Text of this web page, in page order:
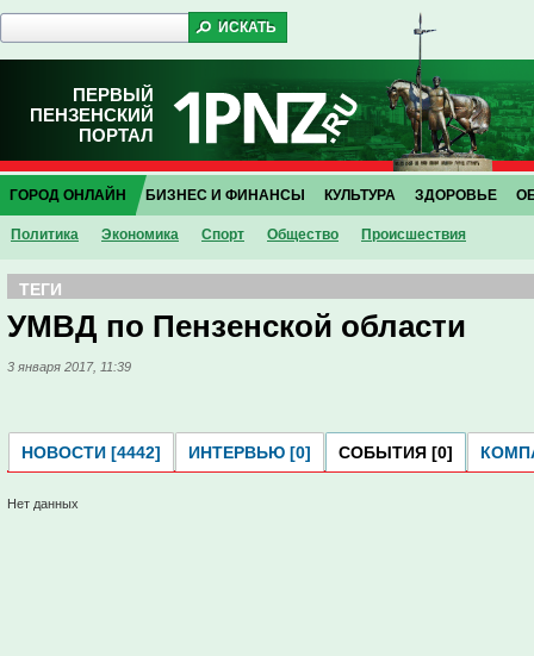
ПЕРВЫЙ
ПЕНЗЕНСКИЙ
ПОРТАЛ
ГОРОД ОНЛАЙН
Политика Экономика Спорт Общество Проиcшествия
БИЗНЕС И ФИНАНСЫ КУЛЬТУРА ЗДОРОВЬЕ
ТЕГИ
УМВД по Пензенской области
3 января 2017, 11:39
НОВОСТИ [4442] ИНТЕРВЬЮ [0] СОБЫТИЯ [0]
Нет данных